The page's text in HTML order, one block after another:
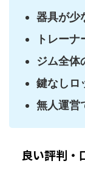
器具が少
トレー
ジム全体
鍵なしロ
無人運営
良い評判・